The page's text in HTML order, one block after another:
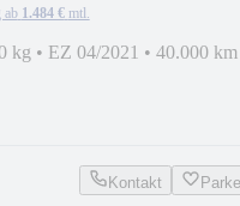
ab 1.484 € mtl.
kg • EZ 04/2021 • 40.000 km
Kontakt